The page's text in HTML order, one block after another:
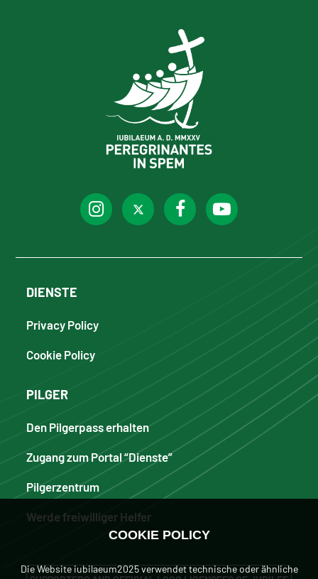
DIENSTE
Privacy Policy
Cookie Policy
PILGER
Den Pilgerpass erhalten
Zugang zum Portal “Dienste”
Pilgerzentrum
Werde freiwilliger Helfer
COOKIE POLICY
Die Website iubilaeum2025 verwendet technische oder ähnliche